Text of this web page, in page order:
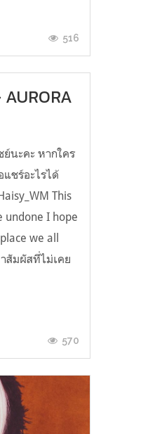
516
นะคะ หากใคร
แชร์อะไรได้
This
undone I hope
we all
สัมผัสที่ไม่เคย
570